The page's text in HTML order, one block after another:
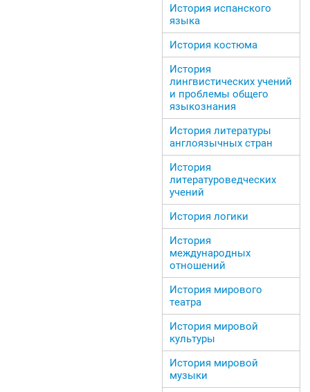
История испанского
языка
История костюма
История
лингвистических учений
и проблемы общего
языкознания
История литературы
англоязычных стран
История
литературоведческих
учений
История логики
История
международных
отношений
История мирового
театра
История мировой
культуры
История мировой
музыки